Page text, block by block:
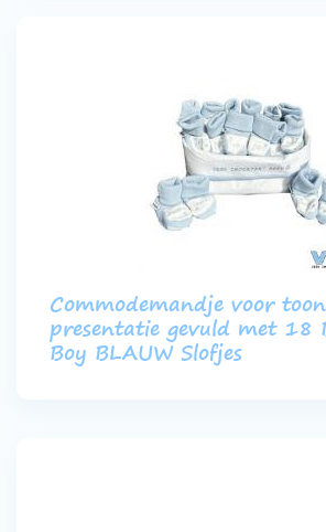
Commodemandje voor
presentatie gevuld met 18
Boy BLAUW Slofjes